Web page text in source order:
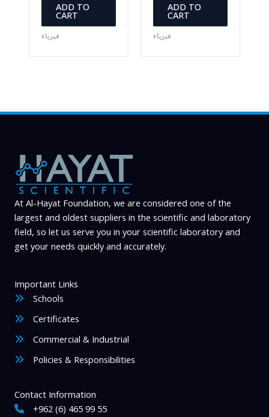
ADD TO
CART
فيزياء
ADD TO
CART
فيزياء
At Al-Hayat Foundation, we are considered one of the
largest and oldest suppliers in the scientific and laboratory
field, so let us serve you in your scientific laboratory and
get your needs quickly and accurately.
Important Links
Schools
Certificates
Commercial & Industrial
Policies & Responsibilities
Contact Information
+962 (6) 465 99 55